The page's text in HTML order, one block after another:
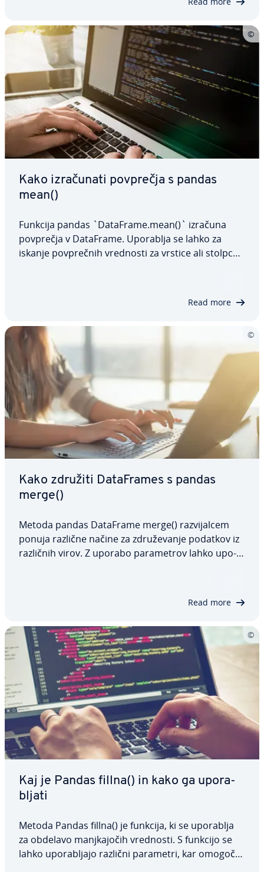
Kako iz­ra­ču­na­ti povprečja s pandas
mean()
Funkcija pandas `DataFrame.mean()` izračuna
povprečja v DataFrame. Uporablja se lahko za
iskanje pov­preč­nih vrednosti za vrstice ali stolpce
Read more
Kako združiti Da­ta­Fra­mes s pandas
merge()
Metoda pandas DataFrame merge() raz­vi­jal­cem
ponuja različne načine za zdru­že­va­nje podatkov iz
različnih virov. Z uporabo pa­ra­me­trov lahko upo­
Read more
Kaj je Pandas fillna() in kako ga upo­ra­
blja­ti
Metoda Pandas fillna() je funkcija, ki se uporablja
za obdelavo manj­ka­jo­čih vrednosti. S funkcijo se
lahko upo­ra­blja­jo različni parametri, kar omogoča